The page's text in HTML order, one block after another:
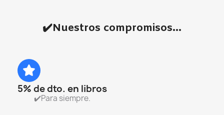
✔️Nuestros compromisos...
5% de dto. en libros
✔️Para siempre.